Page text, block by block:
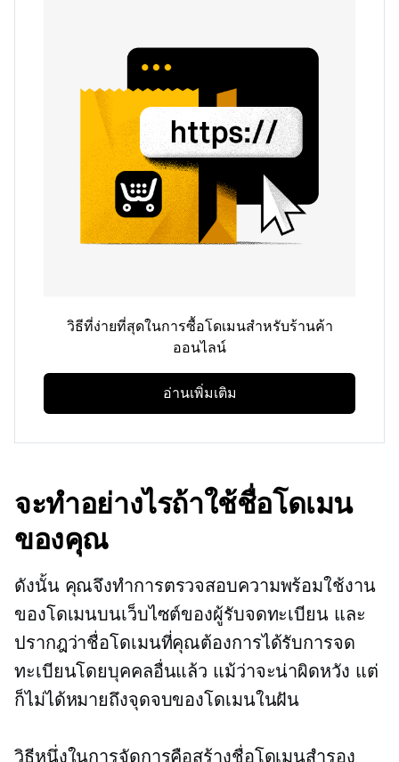
วิธีที่ง่ายที่สุดในการซื้อโดเมนสำหรับร้านค้า
ออนไลน์
อ่านเพิ่มเติม
จะทำอย่างไรถ้าใช้ชื่อโดเมน
ของคุณ
ดังนั้น คุณจึงทำการตรวจสอบความพร้อมใช้งาน
ของโดเมนบนเว็บไซต์ของผู้รับจดทะเบียน และ
ปรากฎว่าชื่อโดเมนที่คุณต้องการได้รับการจด
ทะเบียนโดยบุคคลอื่นแล้ว แม้ว่าจะน่าผิดหวัง แต่
ก็ไม่ได้หมายถึงจุดจบของโดเมนในฝัน
วิธีหนึ่งในการจัดการคือสร้างชื่อโดเมนสำรอง